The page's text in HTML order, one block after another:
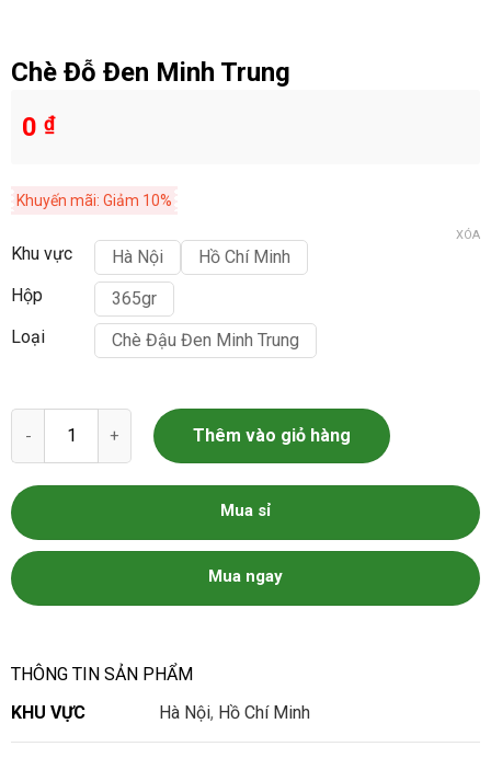
Chè Đỗ Đen Minh Trung
0 ₫
Khuyến mãi: Giảm 10%
Khu vực Hà Nội
Hồ Chí Minh
Hộp
365gr
Loại
Chè Đậu Đen Minh Trung
XÓA
Chè Đỗ Đen Minh Trung số lượng
Thêm vào giỏ hàng
Mua sỉ
Mua ngay
THÔNG TIN SẢN PHẨM
KHU VỰC
Hà Nội, Hồ Chí Minh